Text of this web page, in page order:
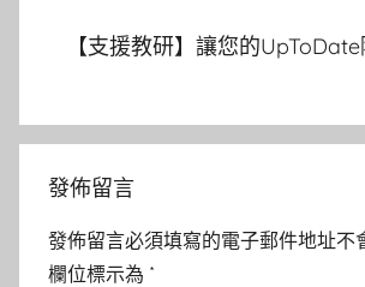
【支援教研】讓您的
發佈留言
發佈留言必須填寫的電子郵件地址不
欄位標示為 *